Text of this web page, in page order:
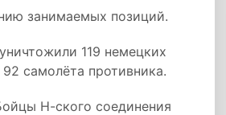
занимаемых позиций.
119 немецких
самолёта противника.
Н-ского соединения